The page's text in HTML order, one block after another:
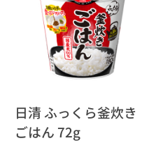
日清 ふっくら釜炊き
ごはん 72g